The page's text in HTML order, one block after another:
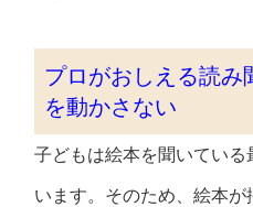
プロがおしえる読
を動かさない
子どもは絵本を聞いてい
います。そのため、絵本